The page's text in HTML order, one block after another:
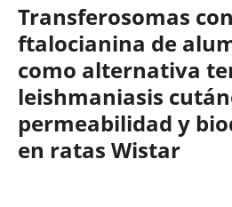
Transferosomas
ftalocianina de
como alternativa
leishmaniasis
permeabilidad y
en ratas Wistar